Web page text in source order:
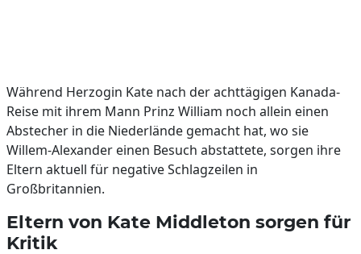
Während Herzogin Kate nach der achttägigen Kanada-
Reise mit ihrem Mann Prinz William noch allein einen
Abstecher in die Niederlände gemacht hat, wo sie
Willem-Alexander einen Besuch abstattete, sorgen ihre
Eltern aktuell für negative Schlagzeilen in
Großbritannien.
Eltern von Kate Middleton sorgen für
Kritik